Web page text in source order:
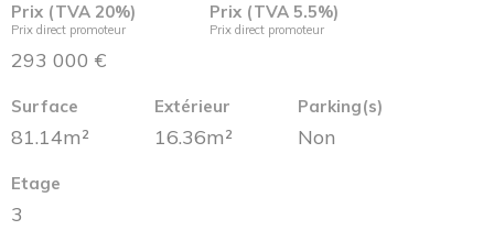
Prix (TVA 20%)
Prix direct promoteur
293 000 €
Prix (TVA 5.5%)
Prix direct promoteur
Surface
81.14m²
Extérieur
16.36m²
Parking(s)
Non
Etage
3